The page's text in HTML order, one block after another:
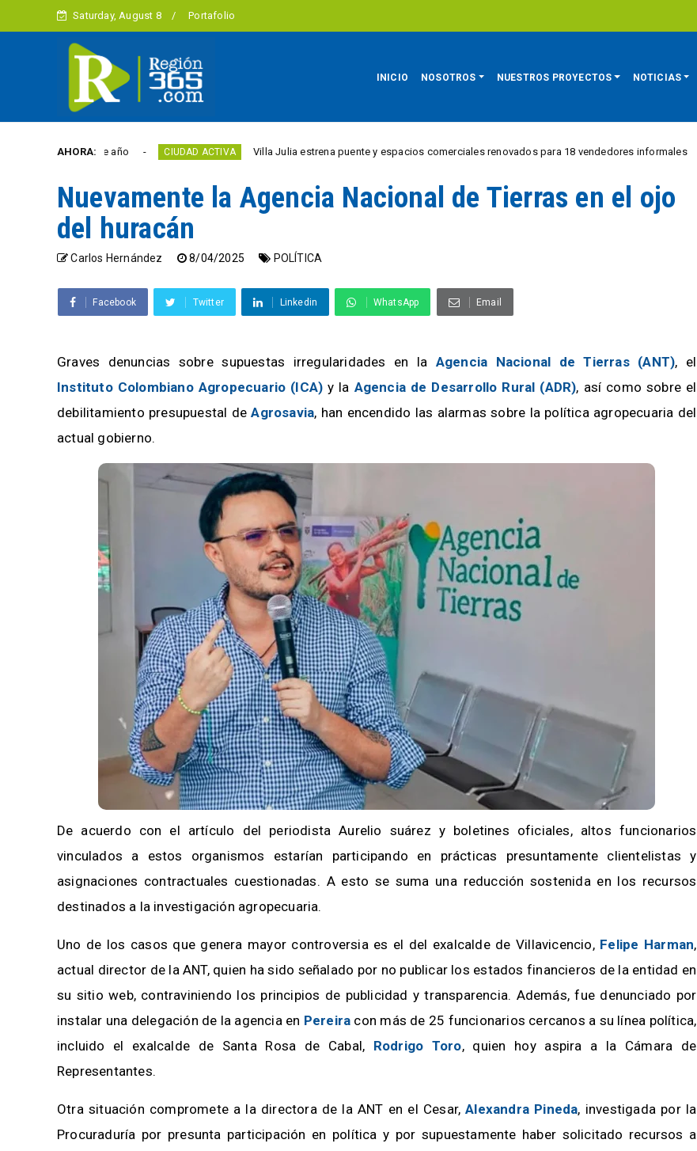
Saturday, August 8 Portafolio
INICIO NOSOTROS NUESTROS PROYECTOS NOTICIAS
AHORA:
este año CIUDAD ACTIVA Villa Julia estrena puente y espacios comerciales renovados para 18 vendedores informales REGIÓN
Nuevamente la Agencia Nacional de Tierras en el ojo
del huracán
Carlos Hernández 8/04/2025 POLÍTICA
Facebook Twitter Linkedin WhatsApp Email
Graves denuncias sobre supuestas irregularidades en la Agencia Nacional de Tierras (ANT), el
Instituto Colombiano Agropecuario (ICA) y la Agencia de Desarrollo Rural (ADR), así como sobre el
debilitamiento presupuestal deAgrosavia, han encendido las alarmas sobre la política agropecuaria del
actual gobierno.
De acuerdo con el artículo del periodista Aurelio suárez y boletines oficiales, altos funcionarios
vinculados a estos organismos estarían participando en prácticas presuntamente clientelistas y
asignaciones contractuales cuestionadas. A esto se suma una reducción sostenida en los recursos
destinados a la investigación agropecuaria.
Uno de los casos que genera mayor controversia es el del exalcalde de Villavicencio, Felipe Harman,
actual director de la ANT, quien ha sido señalado por no publicar los estados financieros de la entidad en
su sitio web, contraviniendo los principios de publicidad y transparencia. Además, fue denunciado por
instalar una delegación de la agencia en Pereira con más de 25 funcionarios cercanos a su línea política,
incluido el exalcalde de Santa Rosa de Cabal, Rodrigo Toro, quien hoy aspira a la Cámara de
Representantes.
Otra situación compromete a la directora de la ANT en el Cesar,Alexandra Pineda, investigada por la
Procuraduría por presunta participación en política y por supuestamente haber solicitado recursos a